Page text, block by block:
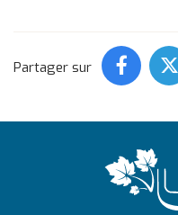
Partager sur